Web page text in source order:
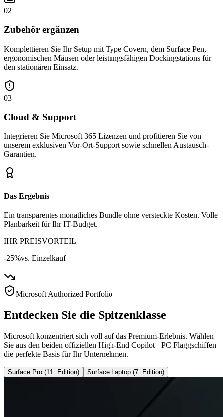
02
Zubehör ergänzen
Komplettieren Sie Ihr Setup mit Type Covern, dem Surface Pen,
ergonomischen Mäusen oder leistungsfähigen Dockingstations für
den stationären Einsatz.
03
Cloud & Support
Integrieren Sie Microsoft 365 Lizenzen und profitieren Sie von
unserem exklusiven Vor-Ort-Support sowie schnellen Austausch-
Garantien.
Das Ergebnis
Ein transparentes monatliches Bundle ohne versteckte Kosten. Volle
Planbarkeit für Ihr IT-Budget.
IHR PREISVORTEIL
-25%vs. Einzelkauf
Microsoft Authorized Portfolio
Entdecken Sie die Spitzenklasse
Microsoft konzentriert sich voll auf das Premium-Erlebnis. Wählen
Sie aus den beiden offiziellen High-End Copilot+ PC Flaggschiffen
die perfekte Basis für Ihr Unternehmen.
Surface Pro (11. Edition) Surface Laptop (7. Edition)